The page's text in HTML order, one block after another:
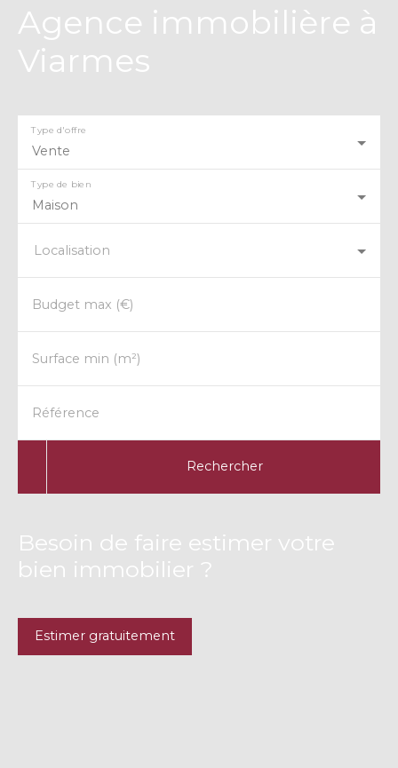
Agence immobilière à
Viarmes
Vente
Type d'offre
Maison
Type de bien
Localisation
Budget max (€)
Surface min (m²)
Référence
Rechercher
Besoin de faire estimer votre
bien immobilier ?
Estimer gratuitement